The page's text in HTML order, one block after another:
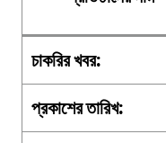
চাকরির খবর:
প্রকাশের তারিখ: